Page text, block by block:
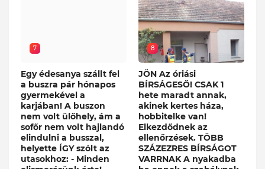
7
Egy édesanya szállt fel
a buszra pár hónapos
gyermekével a
karjában! A buszon
nem volt ülőhely, ám a
sofőr nem volt hajlandó
elindulni a busszal,
helyette ÍGY szólt az
utasokhoz: - Minden
8
JÖN Az óriási
BÍRSÁGESŐ! CSAK 1
hete maradt annak,
akinek kertes háza,
hobbitelke van!
Elkezdődnek az
ellenőrzések. TÖBB
SZÁZEZRES BÍRSÁGOT
VARRNAK A nyakadba